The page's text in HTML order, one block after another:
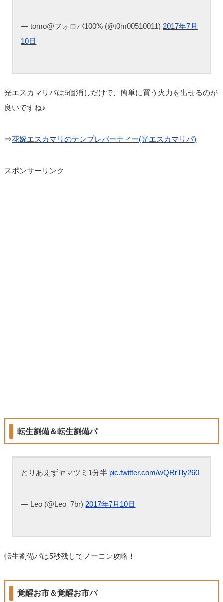
— tomo@フォロバ100% (@t0m00510011) 2017年7月
10日
光エスカマリパは5個消しだけで、簡単に買う火力を出せるのが
良いですね♪
⇒花嫁エスカマリのテンプレパーティー(光エスカマリパ)
スポンサーリンク
転生劉備＆転生劉備パ
とりあえずヤマツミ1分半 pic.twitter.com/wQRrTly260
— Leo (@Leo_7br) 2017年7月10日
転生劉備パは5秒残しでノーコン攻略！
覚醒お市＆覚醒お市パ